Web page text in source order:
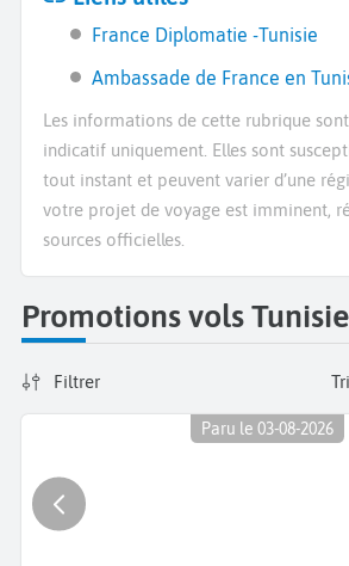
France Diplomatie -Tunisie
Ambassade de France en
Les informations de cette rubrique
indicatif uniquement. Elles sont
tout instant et peuvent varier d’une
votre projet de voyage est imminent,
sources officielles.
Promotions vols Tunisie
Filtrer
Paru le 03-08-2026